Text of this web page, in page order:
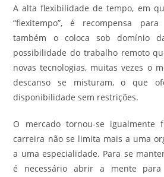
A alta flexibilidade de tempo, em
“flexitempo”, é recompensa
também o coloca sob domínio
possibilidade do trabalho remoto
novas tecnologias, muitas vezes o
descanso se misturam, o que
disponibilidade sem restrições.
O mercado tornou-se igualmente
carreira não se limita mais a uma
a uma especialidade. Para se
é necessário abrir a mente